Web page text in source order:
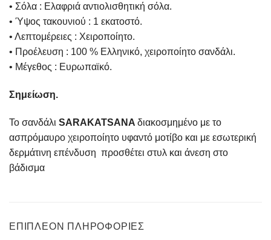
• Σόλα : Ελαφριά αντιολισθητική σόλα.
• Ύψος τακουνιού : 1 εκατοστό.
• Λεπτομέρειες : Χειροποίητο.
• Προέλευση : 100 % Ελληνικό, χειροποίητο σανδάλι.
• Μέγεθος : Ευρωπαϊκό.
Σημείωση.
Το σανδάλι SARAKATSANA διακοσμημένο με το
ασπρόμαυρο χειροποίητο υφαντό μοτίβο και με εσωτερική
δερμάτινη επένδυση προσθέτει στυλ και άνεση στο
βάδισμα
ΕΠΙΠΛΈΟΝ ΠΛΗΡΟΦΟΡΊΕΣ